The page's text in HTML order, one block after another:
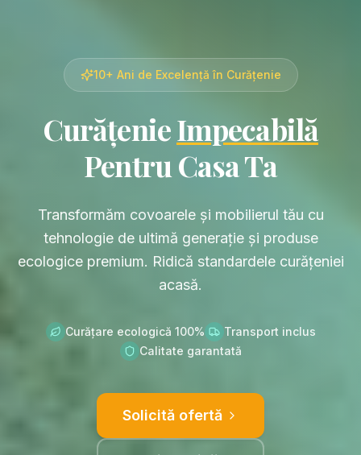
10+ Ani de Excelență în Curățenie
CurățenieImpecabilă
Pentru Casa Ta
Transformăm covoarele și mobilierul tău cu
tehnologie de ultimă generație și produse
ecologice premium. Ridică standardele curățeniei
acasă.
Curățare ecologică 100%
Transport inclus
Calitate garantată
Solicită ofertă